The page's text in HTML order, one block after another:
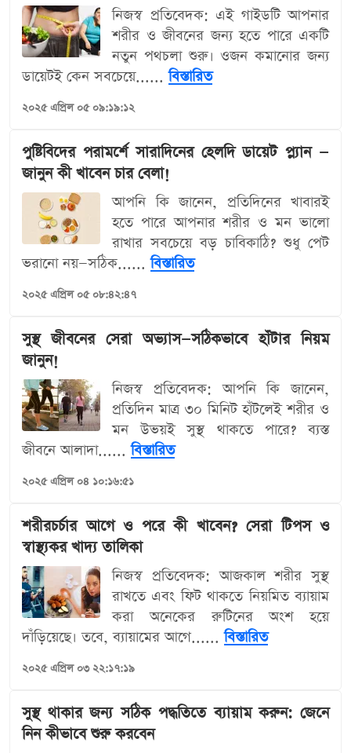
নিজস্ব প্রতিবেদক: এই গাইডটি আপনার
শরীর ও জীবনের জন্য হতে পারে একটি
নতুন পথচলা শুরু। ওজন কমানোর জন্য
ডায়েটই কেন সবচেয়ে......বিস্তারিত
২০২৫ এপ্রিল ০৫ ০৯:১৯:১২
পুষ্টিবিদের পরামর্শে সারাদিনের হেলদি ডায়েট প্ল্যান —
জানুন কী খাবেন চার বেলা!
আপনি কি জানেন, প্রতিদিনের খাবারই
হতে পারে আপনার শরীর ও মন ভালো
রাখার সবচেয়ে বড় চাবিকাঠি? শুধু পেট
ভরানো নয়—সঠিক......বিস্তারিত
২০২৫ এপ্রিল ০৫ ০৮:৪২:৪৭
সুস্থ জীবনের সেরা অভ্যাস—সঠিকভাবে হাঁটার নিয়ম
জানুন!
নিজস্ব প্রতিবেদক: আপনি কি জানেন,
প্রতিদিন মাত্র ৩০ মিনিট হাঁটলেই শরীর ও
মন উভয়ই সুস্থ থাকতে পারে? ব্যস্ত
জীবনে আলাদা......বিস্তারিত
২০২৫ এপ্রিল ০৪ ১০:১৬:৫১
শরীরচর্চার আগে ও পরে কী খাবেন? সেরা টিপস ও
স্বাস্থ্যকর খাদ্য তালিকা
নিজস্ব প্রতিবেদক: আজকাল শরীর সুস্থ
রাখতে এবং ফিট থাকতে নিয়মিত ব্যায়াম
করা অনেকের রুটিনের অংশ হয়ে
দাঁড়িয়েছে। তবে, ব্যায়ামের আগে......বিস্তারিত
২০২৫ এপ্রিল ০৩ ২২:১৭:১৯
সুস্থ থাকার জন্য সঠিক পদ্ধতিতে ব্যায়াম করুন: জেনে
নিন কীভাবে শুরু করবেন